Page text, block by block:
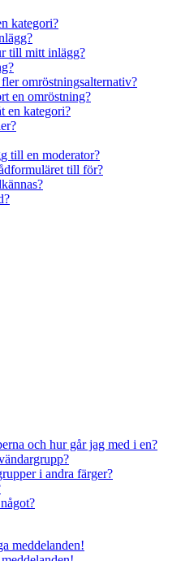
kategori?
till mitt inlägg?
omröstningsalternativ?
en omröstning?
en kategori?
till en moderator?
till för?
och hur går jag med i en?
i andra färger?
meddelanden!